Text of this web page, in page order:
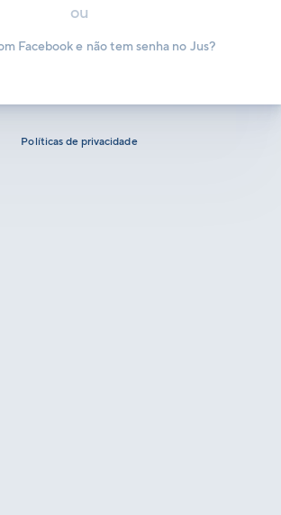
ou
Facebook e não tem senha no Jus?
Políticas de privacidade